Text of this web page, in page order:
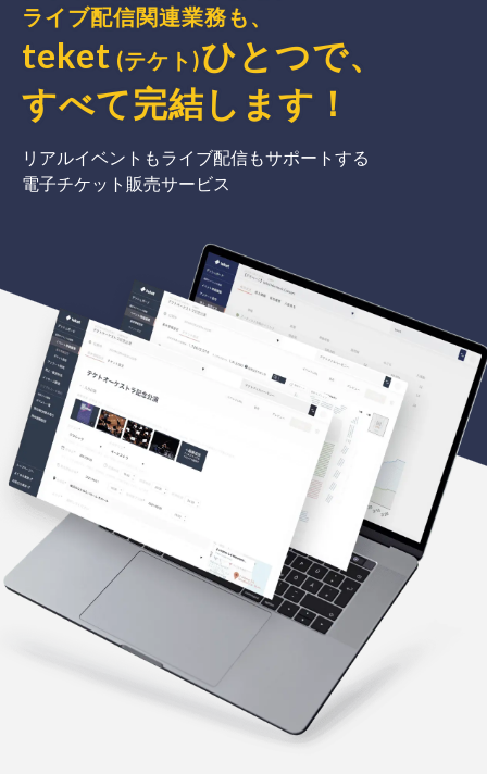
ライブ配信関連業務も、
teket (テケト)ひとつで、
すべて完結 します ！
リアルイベントもライブ配信もサポートする
電子チケット販売サービス